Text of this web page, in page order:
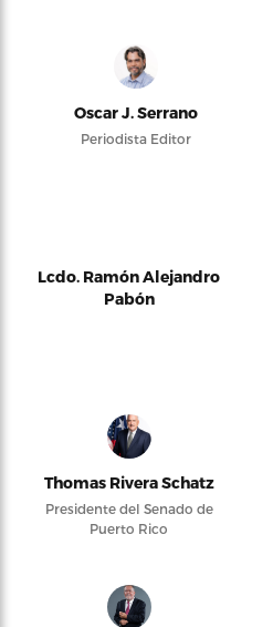
Oscar J. Serrano
Periodista Editor
Lcdo. Ramón Alejandro
Pabón
Thomas Rivera Schatz
Presidente del Senado de
Puerto Rico